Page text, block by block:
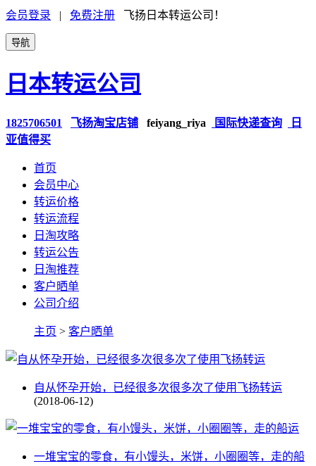
会员登录 | 免费注册 飞扬日本转运公司！
导航
日本转运公司
1825706501 飞扬淘宝店铺 feiyang_riya 国际快递查询
日
亚值得买
首页
会员中心
转运价格
转运流程
日淘攻略
转运公告
日淘推荐
客户晒单
公司介绍
主页 > 客户晒单
自从怀孕开始，已经很多次很多次了使用飞扬转运
(2018-06-12)
一堆宝宝的零食，有小馒头，米饼，小圈圈等，走的船